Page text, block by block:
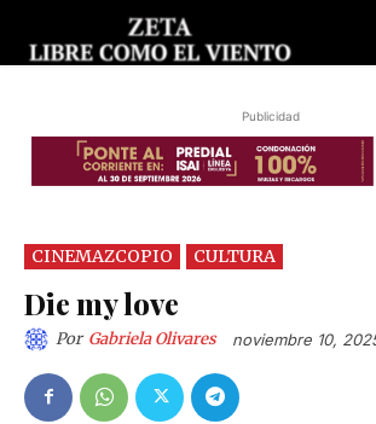
Publicidad
CINEMAZCOPIO CULTURA
Die my love
Por Gabriela Olivares noviembre 10,